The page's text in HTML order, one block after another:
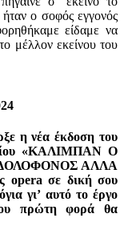
ο σοφός εγγονός
είδαμε να
μέλλον εκείνου του
η νέα έκδοση του
«ΚΑΛΙΜΠΑΝ Ο
ΔΟΛΟΦΟΝΟΣ ΑΛΛΑ
σε δική σου
γι’ αυτό το έργο
πρώτη φορά θα